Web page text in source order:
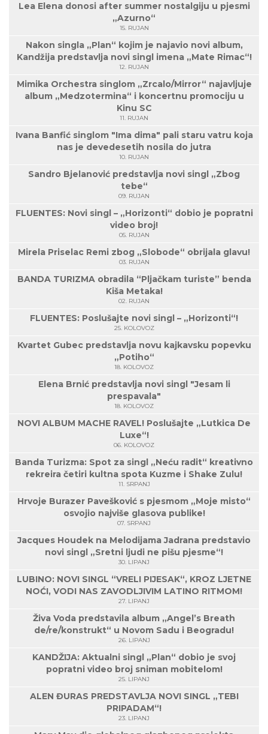
Lea Elena donosi after summer nostalgiju u pjesmi
„Azurno“
15. RUJAN
Nakon singla „Plan“ kojim je najavio novi album,
Kandžija predstavlja novi singl imena „Mate Rimac“!
12. RUJAN
Mimika Orchestra singlom „Zrcalo/Mirror“ najavljuje
album „Medzotermina“ i koncertnu promociju u
Kinu SC
11. RUJAN
Ivana Banfić singlom "Ima dima" pali staru vatru koja
nas je devedesetih nosila do jutra
10. RUJAN
Sandro Bjelanović predstavlja novi singl „Zbog
tebe“
09. RUJAN
FLUENTES: Novi singl – „Horizonti“ dobio je popratni
video broj!
05. RUJAN
Mirela Priselac Remi zbog „Slobode“ obrijala glavu!
03. RUJAN
BANDA TURIZMA obradila “Pljačkam turiste” benda
Kiša Metaka!
02. RUJAN
FLUENTES: Poslušajte novi singl – „Horizonti“!
25. KOLOVOZ
Kvartet Gubec predstavlja novu kajkavsku popevku
„Potiho“
18. KOLOVOZ
Elena Brnić predstavlja novi singl "Jesam li
prespavala"
18. KOLOVOZ
NOVI ALBUM MACHE RAVEL! Poslušajte „Lutkica De
Luxe“!
06. KOLOVOZ
Banda Turizma: Spot za singl „Neću radit“ kreativno
rekreira četiri kultna spota Kuzme i Shake Zulu!
11. SRPANJ
Hrvoje Burazer Pavešković s pjesmom „Moje misto“
osvojio najviše glasova publike!
07. SRPANJ
Jacques Houdek na Melodijama Jadrana predstavio
novi singl „Sretni ljudi ne pišu pjesme“!
30. LIPANJ
LUBINO: NOVI SINGL “VRELI PIJESAK“, KROZ LJETNE
NOĆI, VODI NAS ZAVODLJIVIM LATINO RITMOM!
27. LIPANJ
Živa Voda predstavila album „Angel’s Breath
de/re/konstrukt“ u Novom Sadu i Beogradu!
26. LIPANJ
KANDŽIJA: Aktualni singl „Plan“ dobio je svoj
popratni video broj sniman mobitelom!
25. LIPANJ
ALEN ĐURAS PREDSTAVLJA NOVI SINGL „TEBI
PRIPADAM“!
23. LIPANJ